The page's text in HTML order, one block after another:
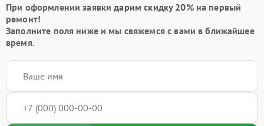
При оформлении заявкидарим скидку 20%на первый
ремонт!
Заполните поля ниже и мы свяжемся с вами в ближайшее
время.